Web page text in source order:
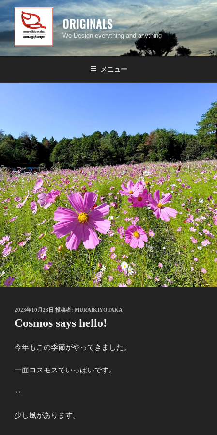
コ
テ
ン
ツ
ORIGINALS
We Design everything and anything
メニュー
投
稿
日:
2023年10月28日 投稿者: MURAIKIYOTAKA
Cosmos says hello!
今年もこの季節がやってきました。
一面コスモスでいっぱいです。
‥
少し風があります。